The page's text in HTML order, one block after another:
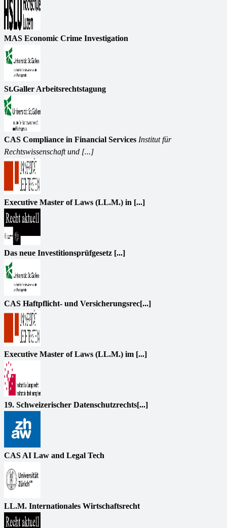
MAS Economic Crime Investigation
St.Galler Arbeitsrechtstagung
CAS Compliance in Financial Services Institut für
Rechtswissenschaft und [...]
Executive Master of Laws (LL.M.) in [...]
Das neue Investitionsprüfgesetz [...]
CAS Haftpflicht- und Versicherungsrec[...]
Executive Master of Laws (LL.M.) im [...]
19. Schweizerischer Datenschutzrechts[...]
CAS AI Law and Legal Tech
LL.M. Internationales Wirtschaftsrecht